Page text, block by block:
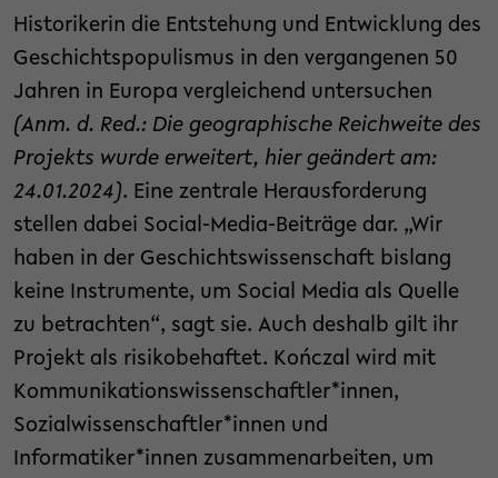
Historikerin die Entstehung und Entwicklung des
Geschichtspopulismus in den vergangenen 50
Jahren in Europa vergleichend untersuchen
(Anm. d. Red.: Die geographische Reichweite des
Projekts wurde erweitert, hier geändert am:
24.01.2024). Eine zentrale Herausforderung
stellen dabei Social-Media-Beiträge dar. „Wir
haben in der Geschichtswissenschaft bislang
keine Instrumente, um Social Media als Quelle
zu betrachten“, sagt sie. Auch deshalb gilt ihr
Projekt als risikobehaftet. Kończal wird mit
Kommunikationswissenschaftler*innen,
Sozialwissenschaftler*innen und
Informatiker*innen zusammenarbeiten, um